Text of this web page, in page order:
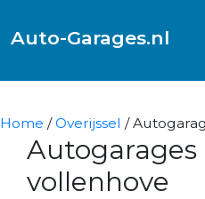
Auto-Garages.nl
Home /Overijssel /
Autogarages
vollenhove